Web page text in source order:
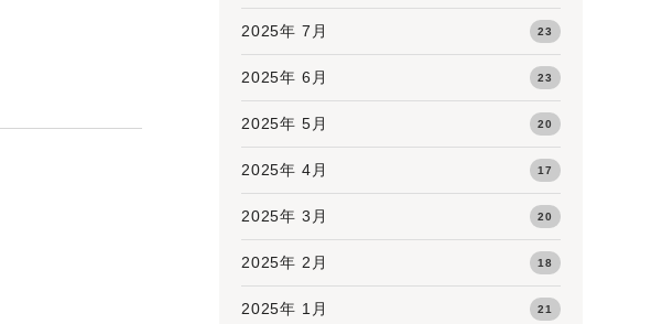
2025年 7月 23
2025年 6月 23
2025年 5月 20
2025年 4月 17
2025年 3月 20
2025年 2月 18
2025年 1月 21